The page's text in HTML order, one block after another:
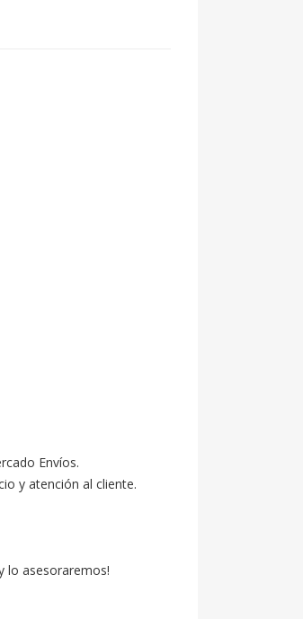
Envíos.
y atención al cliente.
lo asesoraremos!